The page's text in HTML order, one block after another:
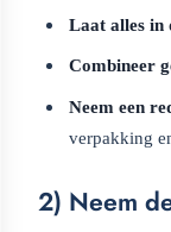
Laat alles in
Combineer
Neem een
verpakking
2) Neem